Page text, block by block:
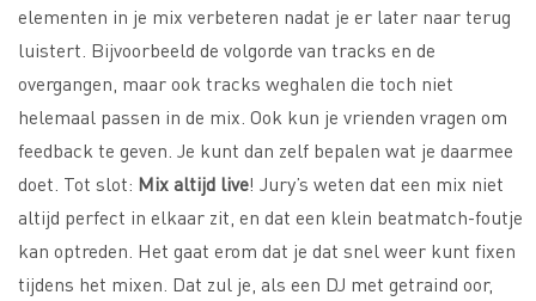
elementen in je mix verbeteren nadat je er later naar terug
luistert. Bijvoorbeeld de volgorde van tracks en de
overgangen, maar ook tracks weghalen die toch niet
helemaal passen in de mix. Ook kun je vrienden vragen om
feedback te geven. Je kunt dan zelf bepalen wat je daarmee
doet. Tot slot: Mix altijd live! Jury’s weten dat een mix niet
altijd perfect in elkaar zit, en dat een klein beatmatch-foutje
kan optreden. Het gaat erom dat je dat snel weer kunt fixen
tijdens het mixen. Dat zul je, als een DJ met getraind oor,